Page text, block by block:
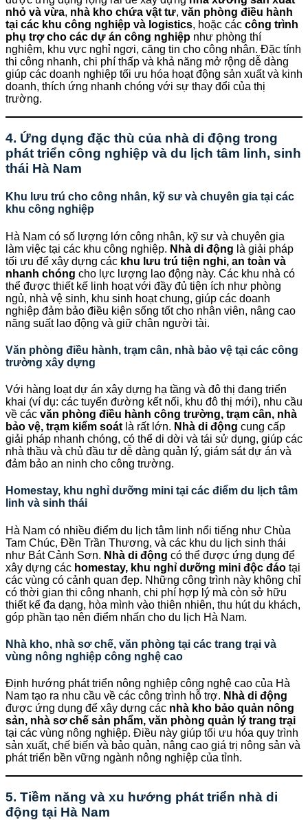
nhỏ và vừa, nhà kho chứa vật tư, văn phòng điều hành
tại các khu công nghiệp và logistics, hoặc các công trình
phụ trợ cho các dự án công nghiệp như phòng thí
nghiệm, khu vực nghỉ ngơi, căng tin cho công nhân. Đặc tính
thi công nhanh, chi phí thấp và khả năng mở rộng dễ dàng
giúp các doanh nghiệp tối ưu hóa hoạt động sản xuất và kinh
doanh, thích ứng nhanh chóng với sự thay đổi của thị
trường.
4. Ứng dụng đặc thù của nhà di động trong
phát triển công nghiệp và du lịch tâm linh, sinh
thái Hà Nam
Khu lưu trú cho công nhân, kỹ sư và chuyên gia tại các
khu công nghiệp
Hà Nam có số lượng lớn công nhân, kỹ sư và chuyên gia
làm việc tại các khu công nghiệp. Nhà di động là giải pháp
tối ưu để xây dựng các khu lưu trú tiện nghi, an toàn và
nhanh chóng cho lực lượng lao động này. Các khu nhà có
thể được thiết kế linh hoạt với đầy đủ tiện ích như phòng
ngủ, nhà vệ sinh, khu sinh hoạt chung, giúp các doanh
nghiệp đảm bảo điều kiện sống tốt cho nhân viên, nâng cao
năng suất lao động và giữ chân người tài.
Văn phòng điều hành, trạm cân, nhà bảo vệ tại các công
trường xây dựng
Với hàng loạt dự án xây dựng hạ tầng và đô thị đang triển
khai (ví dụ: các tuyến đường kết nối, khu đô thị mới), nhu cầu
về các văn phòng điều hành công trường, trạm cân, nhà
bảo vệ, trạm kiểm soát là rất lớn. Nhà di động cung cấp
giải pháp nhanh chóng, có thể di dời và tái sử dụng, giúp các
nhà thầu và chủ đầu tư dễ dàng quản lý, giám sát dự án và
đảm bảo an ninh cho công trường.
Homestay, khu nghỉ dưỡng mini tại các điểm du lịch tâm
linh và sinh thái
Hà Nam có nhiều điểm du lịch tâm linh nổi tiếng như Chùa
Tam Chúc, Đền Trần Thương, và các khu du lịch sinh thái
như Bát Cảnh Sơn. Nhà di động có thể được ứng dụng để
xây dựng các homestay, khu nghỉ dưỡng mini độc đáo tại
các vùng có cảnh quan đẹp. Những công trình này không chỉ
có thời gian thi công nhanh, chi phí hợp lý mà còn sở hữu
thiết kế đa dạng, hòa mình vào thiên nhiên, thu hút du khách,
góp phần tạo nên điểm nhấn cho du lịch Hà Nam.
Nhà kho, nhà sơ chế, văn phòng tại các trang trại và
vùng nông nghiệp công nghệ cao
Định hướng phát triển nông nghiệp công nghệ cao của Hà
Nam tạo ra nhu cầu về các công trình hỗ trợ. Nhà di động
được ứng dụng để xây dựng các nhà kho bảo quản nông
sản, nhà sơ chế sản phẩm, văn phòng quản lý trang trại
tại các vùng nông nghiệp. Điều này giúp tối ưu hóa quy trình
sản xuất, chế biến và bảo quản, nâng cao giá trị nông sản và
phát triển bền vững ngành nông nghiệp của tỉnh.
5. Tiềm năng và xu hướng phát triển nhà di
động tại Hà Nam